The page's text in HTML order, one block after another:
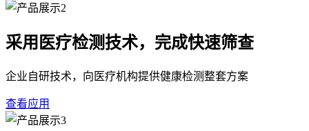
采用医疗检测技术，完成快速筛查
企业自研技术，向医疗机构提供健康检测整套方案
查看应用